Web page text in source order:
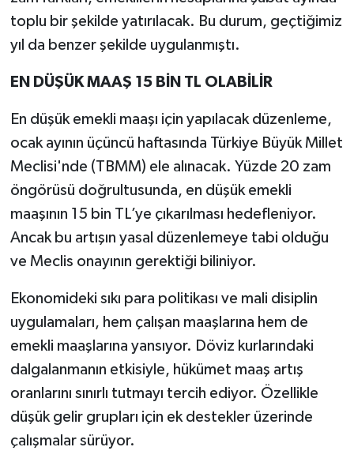
toplu bir şekilde yatırılacak. Bu durum, geçtiğimiz
yıl da benzer şekilde uygulanmıştı.
EN DÜŞÜK MAAŞ 15 BİN TL OLABİLİR
En düşük emekli maaşı için yapılacak düzenleme,
ocak ayının üçüncü haftasında Türkiye Büyük Millet
Meclisi'nde (TBMM) ele alınacak. Yüzde 20 zam
öngörüsü doğrultusunda, en düşük emekli
maaşının 15 bin TL’ye çıkarılması hedefleniyor.
Ancak bu artışın yasal düzenlemeye tabi olduğu
ve Meclis onayının gerektiği biliniyor.
Ekonomideki sıkı para politikası ve mali disiplin
uygulamaları, hem çalışan maaşlarına hem de
emekli maaşlarına yansıyor. Döviz kurlarındaki
dalgalanmanın etkisiyle, hükümet maaş artış
oranlarını sınırlı tutmayı tercih ediyor. Özellikle
düşük gelir grupları için ek destekler üzerinde
çalışmalar sürüyor.